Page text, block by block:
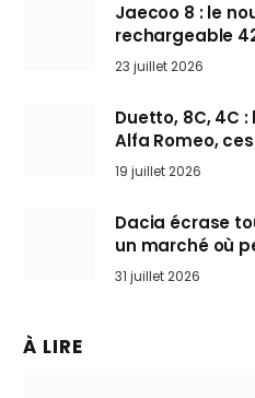
Jaecoo 8 : le
rechargeable
arrive en
23 juillet 2026
Duetto, 8C, 4C
Alfa Romeo,
l’art de rouler
19 juillet 2026
Dacia écrase
un marché où
31 juillet 2026
À LIRE